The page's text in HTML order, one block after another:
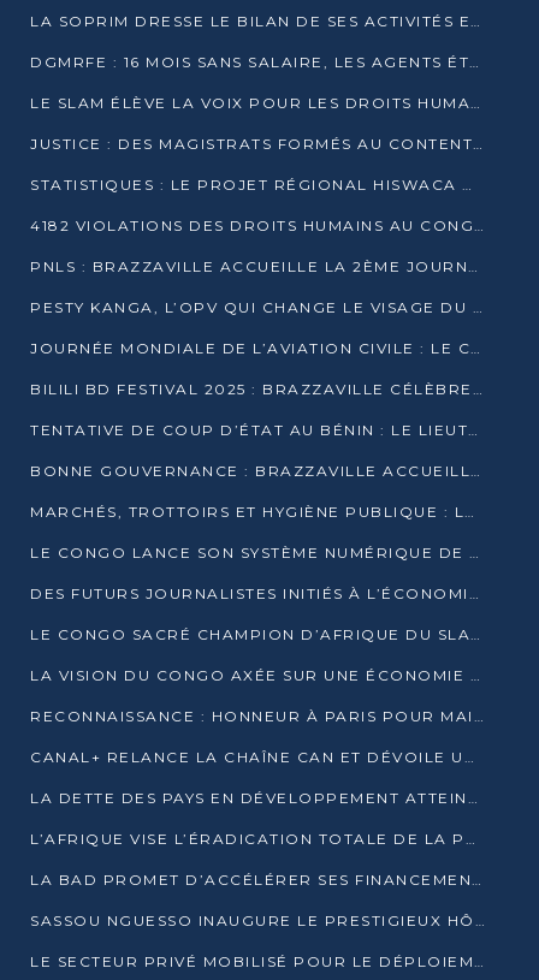
LA SOPRIM DRESSE LE BILAN DE SES ACTIVITÉS ET FIXE DE NOUVELLES PRIORITÉS
DGMRFE : 16 MOIS SANS SALAIRE, LES AGENTS ÉTOUFFENT DANS LE SILENCE
LE SLAM ÉLÈVE LA VOIX POUR LES DROITS HUMAINS À BRAZZAVILLE
JUSTICE : DES MAGISTRATS FORMÉS AU CONTENTIEUX DE LA PROPRIÉTÉ INTELLECTUELLE
STATISTIQUES : LE PROJET RÉGIONAL HISWACA OFFICIELLEMENT LANCÉ AU CONGO
4182 VIOLATIONS DES DROITS HUMAINS AU CONGO EN 2025 SELON LE CAD
PNLS : BRAZZAVILLE ACCUEILLE LA 2ÈME JOURNÉE SCIENTIFIQUE SUR LE VIH/SIDA
PESTY KANGA, L’OPV QUI CHANGE LE VISAGE DU REPORTAGE AU CONGO
JOURNÉE MONDIALE DE L’AVIATION CIVILE : LE CONGO MISE SUR L’INNOVATION ET LA SÉCURITÉ
BILILI BD FESTIVAL 2025 : BRAZZAVILLE CÉLÈBRE DIX ANS DE CRÉATION GRAPHIQUE AFRICAINE
TENTATIVE DE COUP D’ÉTAT AU BÉNIN : LE LIEUTENANT-COLONEL TIGRI S’AUTOPROCLAME CHEF D’UN COMITÉ MILITAIRE
BONNE GOUVERNANCE : BRAZZAVILLE ACCUEILLE LES PREMIÈRES JOURNÉES CONGOLAISES DE L’ÉVALUATION
MARCHÉS, TROTTOIRS ET HYGIÈNE PUBLIQUE : LE GOUVERNEMENT DURCIT LE TON
LE CONGO LANCE SON SYSTÈME NUMÉRIQUE DE VÉRIFICATION DU BOIS
DES FUTURS JOURNALISTES INITIÉS À L’ÉCONOMIE BLEUE DURABLE
LE CONGO SACRÉ CHAMPION D’AFRIQUE DU SLAM 2025
LA VISION DU CONGO AXÉE SUR UNE ÉCONOMIE BAS CARBONE AU RENDEZ-VOUS DE MONACO 2025
RECONNAISSANCE : HONNEUR À PARIS POUR MAIXENT RAOUL OMINGA
CANAL+ RELANCE LA CHAÎNE CAN ET DÉVOILE UNE OFFRE EXCEPTIONNELLE POUR DÉCEMBRE
LA DETTE DES PAYS EN DÉVELOPPEMENT ATTEINT UN SOMMET HISTORIQUE ENTRE 2022 ET 2024
L’AFRIQUE VISE L’ÉRADICATION TOTALE DE LA POLIOMYÉLITE D’ICI 2026
LA BAD PROMET D’ACCÉLÉRER SES FINANCEMENTS AVEC LE MINISTÈRE DE L’ASSAINISSEMENT
SASSOU NGUESSO INAUGURE LE PRESTIGIEUX HÔTEL KEMPINSKI BRAZZAVILLE
LE SECTEUR PRIVÉ MOBILISÉ POUR LE DÉPLOIEMENT DE 19 MINI-CENTRALES SOLAIRES